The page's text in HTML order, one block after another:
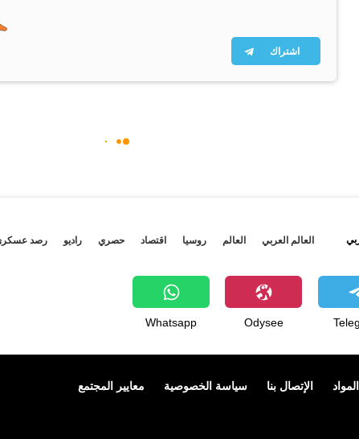
اشتراك
العالم العربي العالم روسيا اقتصاد حصري راديو رصد
Odysee
Whatsapp
الإتصال بنا سياسة الخصوصية معايير المجتمع